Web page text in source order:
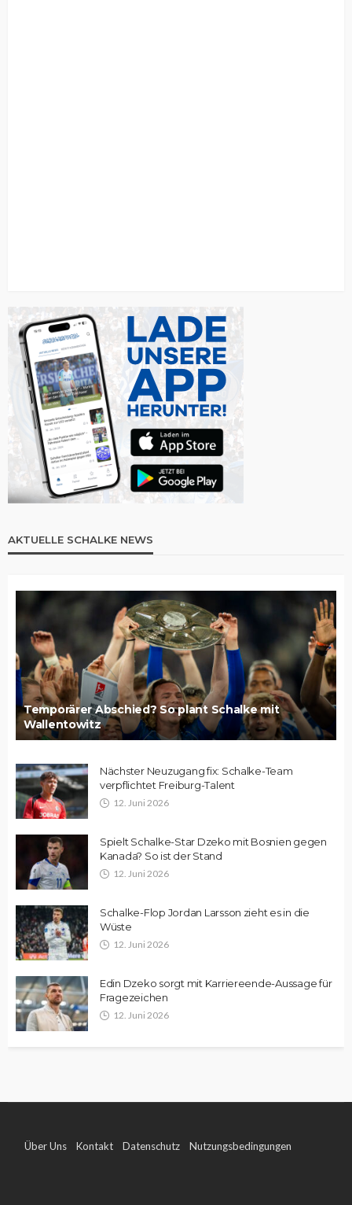
AKTUELLE SCHALKE NEWS
Temporärer Abschied? So plant Schalke mit
Wallentowitz
Nächster Neuzugang fix: Schalke-Team
verpflichtet Freiburg-Talent
12. Juni 2026
Spielt Schalke-Star Dzeko mit Bosnien gegen
Kanada? So ist der Stand
12. Juni 2026
Schalke-Flop Jordan Larsson zieht es in die
Wüste
12. Juni 2026
Edin Dzeko sorgt mit Karriereende-Aussage für
Fragezeichen
12. Juni 2026
Über Uns Kontakt Datenschutz Nutzungsbedingungen